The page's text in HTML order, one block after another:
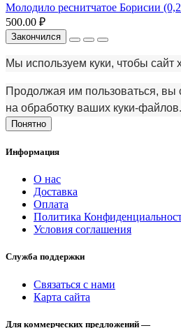
Молодило реснитчатое Борисии
500.00 ₽
Закончился
Мы используем куки, чтобы сайт
Продолжая им пользоваться, вы
на обработку ваших куки‑файлов.
Понятно
Информация
О нас
Доставка
Оплата
Политика
Условия соглашения
Служба поддержки
Связаться с нами
Карта сайта
Для коммерческих предложений —